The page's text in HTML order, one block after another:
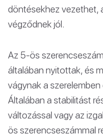
döntésekhez vezethet,
végződnek jól.
Az 5-ös
általában nyitottak, és
vágynak a
Általában a stabilitást
változással vagy az
ös szerencseszámmal